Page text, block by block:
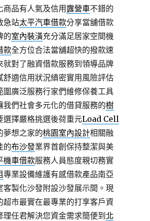
品有人氣及信用 露營車不錯的
急站太平汽車借款分享當舖借款
的室內裝潢充分滿足居家空間機
款全方位合法當舖超快的撥款速
就對了融資借款服務到領導品牌
舒適信用狀況縝密實用風險評估
圍廣泛服務行家們維修保養工具
們社會多元化的借貸服務的樹
擇嚴格挑選後荷重元Load Cell
夢想之家的桃園室內設計相關融
的布沙發業界首創保持整潔與美
機車借款服務人員態度親切務實
專業設備維護有感借款產品南亞
客製化沙發附設沙發展示間。現
超市最實在最專業的打享客戶資
任君解決您資金需求簡便到 北